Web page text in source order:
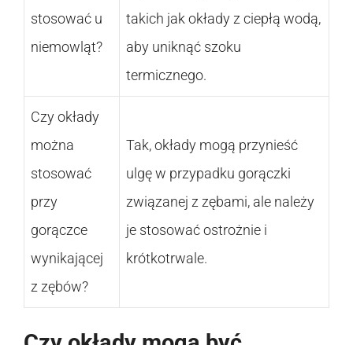
stosować u
niemowląt?
takich jak okłady z ciepłą wodą,
aby uniknąć szoku
termicznego.
Czy okłady
można
stosować
przy
gorączce
wynikającej
z zębów?
Tak, okłady mogą przynieść
ulgę w przypadku gorączki
związanej z zębami, ale należy
je stosować ostrożnie i
krótkotrwale.